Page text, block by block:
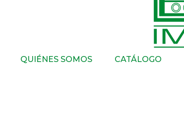
QUIÉNES SOMOS CATÁLOGO